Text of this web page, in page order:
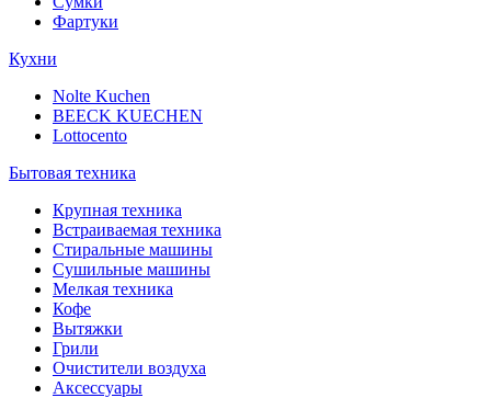
Фартуки
Кухни
Nolte Kuchen
BEECK KUECHEN
Lottocento
Бытовая техника
Крупная техника
Встраиваемая техника
Стиральные машины
Сушильные машины
Мелкая техника
Кофе
Вытяжки
Грили
Очистители воздуха
Аксессуары